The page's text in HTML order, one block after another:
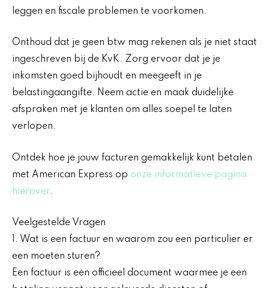
leggen en fiscale problemen te voorkomen.
Onthoud dat je geen btw mag rekenen als je niet staat
ingeschreven bij de KvK. Zorg ervoor dat je je
inkomsten goed bijhoudt en meegeeft in je
belastingaangifte. Neem actie en maak duidelijke
afspraken met je klanten om alles soepel te laten
verlopen.
Ontdek hoe je jouw facturen gemakkelijk kunt betalen
met American Express op onze informatieve pagina
hierover.
Veelgestelde Vragen
1. Wat is een factuur en waarom zou een particulier er
een moeten sturen?
Een factuur is een officieel document waarmee je een